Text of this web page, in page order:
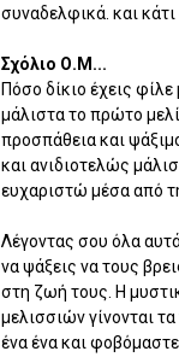
συναδελφικά. και κάτι
Σχόλιο Ο.Μ...
Πόσο δίκιο έχεις
μάλιστα το πρώτο
προσπάθεια και
και ανιδιοτελώς
ευχαριστώ μέσα από
Λέγοντας σου όλα
να ψάξεις να τους
στη ζωή τους. Η
μελισσιών γίνονται
ένα ένα και